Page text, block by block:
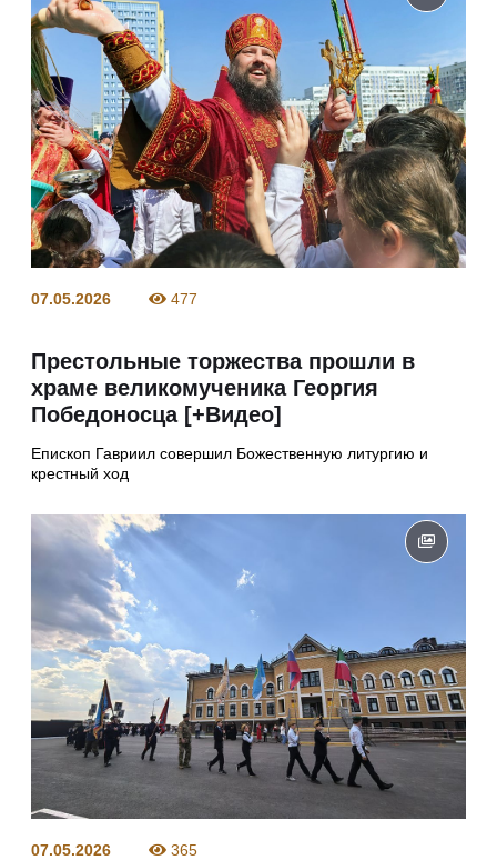
07.05.2026 477
Престольные торжества прошли в
храме великомученика Георгия
Победоносца [+Видео]
Епископ Гавриил совершил Божественную литургию и
крестный ход
07.05.2026 365